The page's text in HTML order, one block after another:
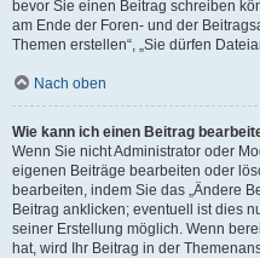
bevor Sie einen Beitrag schreiben
am Ende der Foren- und der
Themen erstellen“, „Sie dürfen
Nach oben
Wie kann ich einen Beitrag
Wenn Sie nicht Administrator oder
eigenen Beiträge bearbeiten oder
bearbeiten, indem Sie das „Ändere
Beitrag anklicken; eventuell ist dies
seiner Erstellung möglich. Wenn
hat, wird Ihr Beitrag in der